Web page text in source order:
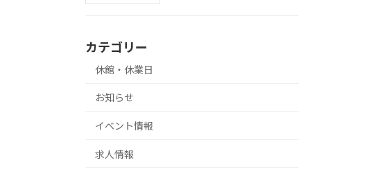
カテゴリー
休館・休業日
お知らせ
イベント情報
求人情報